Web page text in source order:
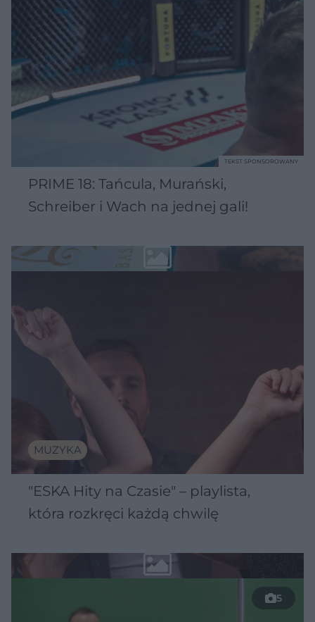
PRIME 18: Tańcula, Murański,
Schreiber i Wach na jednej gali!
TEKST SPONSOROWANY
MUZYKA
"ESKA Hity na Czasie" – playlista,
która rozkręci każdą chwilę
5